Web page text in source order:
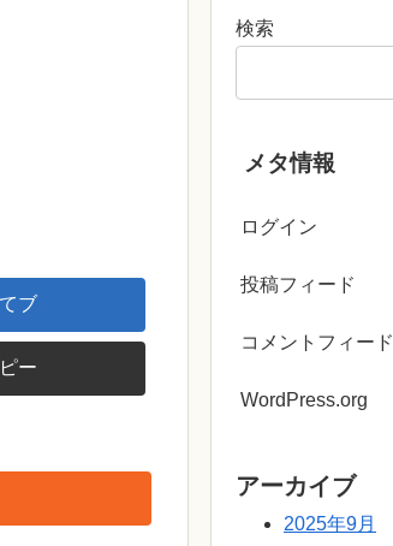
ブ
ー
検索
メタ情報
ログイン
投稿フィード
コメントフィード
WordPress.org
アーカイブ
2025年9月